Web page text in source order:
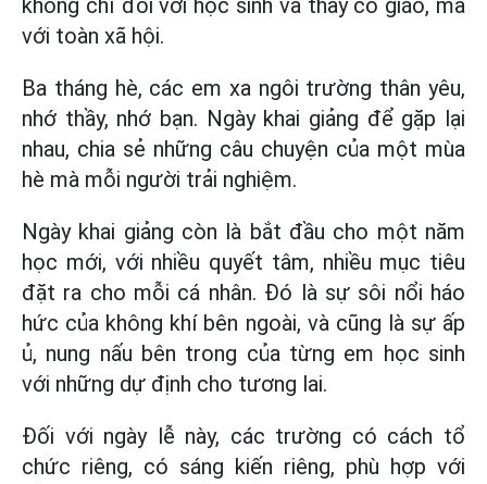
không chỉ đối với học sinh và thầy cô giáo, mà
với toàn xã hội.
Ba tháng hè, các em xa ngôi trường thân yêu,
nhớ thầy, nhớ bạn. Ngày khai giảng để gặp lại
nhau, chia sẻ những câu chuyện của một mùa
hè mà mỗi người trải nghiệm.
Ngày khai giảng còn là bắt đầu cho một năm
học mới, với nhiều quyết tâm, nhiều mục tiêu
đặt ra cho mỗi cá nhân. Đó là sự sôi nổi háo
hức của không khí bên ngoài, và cũng là sự ấp
ủ, nung nấu bên trong của từng em học sinh
với những dự định cho tương lai.
Đối với ngày lễ này, các trường có cách tổ
chức riêng, có sáng kiến riêng, phù hợp với